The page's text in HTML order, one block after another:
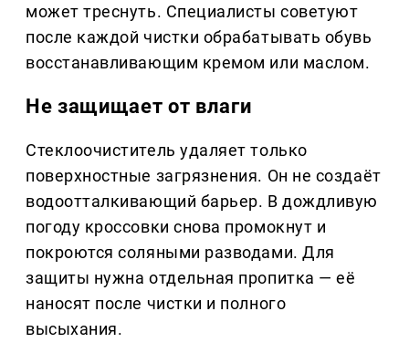
может треснуть. Специалисты советуют
после каждой чистки обрабатывать обувь
восстанавливающим кремом или маслом.
Не защищает от влаги
Стеклоочиститель удаляет только
поверхностные загрязнения. Он не создаёт
водоотталкивающий барьер. В дождливую
погоду кроссовки снова промокнут и
покроются соляными разводами. Для
защиты нужна отдельная пропитка — её
наносят после чистки и полного
высыхания.